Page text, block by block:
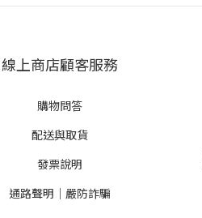
線上商店顧客服務
購物問答
配送與取貨
發票說明
通路聲明｜嚴防詐騙